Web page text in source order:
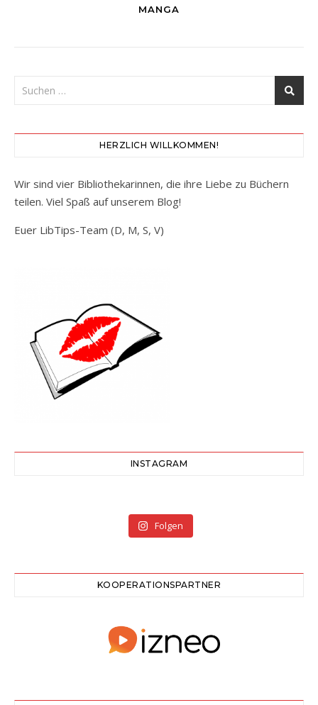
MANGA
HERZLICH WILLKOMMEN!
Wir sind vier Bibliothekarinnen, die ihre Liebe zu Büchern
teilen. Viel Spaß auf unserem Blog!
Euer LibTips-Team (D, M, S, V)
INSTAGRAM
Folgen
KOOPERATIONSPARTNER